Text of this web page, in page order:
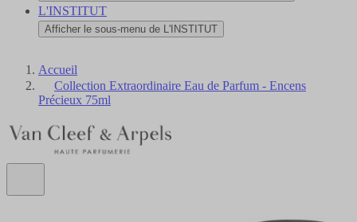
L'INSTITUT
Afficher le sous-menu de L'INSTITUT
Accueil
Collection Extraordinaire Eau de Parfum - Encens
Précieux 75ml